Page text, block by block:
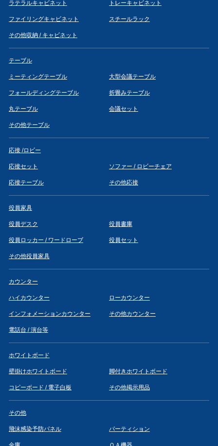
ラテラルキャビネット トレーキャビネット
ファイリングキャビネット スチールラック
その他収納 / キャビネット
テーブル
ミーティングテーブル 大型会議テーブル
フォールディングテーブル 折畳みテーブル
丸テーブル 会議セット
その他テーブル
応接 /ロビー
応接セット ソファー / ロビーチェア
応接テーブル その他応接
役員家具
役員デスク 役員書庫
役員ロッカー / ワードローブ 役員セット
その他役員家具
カウンター
ハイカウンター ローカウンター
インフォメーションカウンター その他カウンター
電話台 / 演台等
ホワイトボード
壁掛けホワイトボード 脚付きホワイトボード
コピーボード / 電子白板 その他掲示用品
その他
飛沫感染予防パネル パーティション